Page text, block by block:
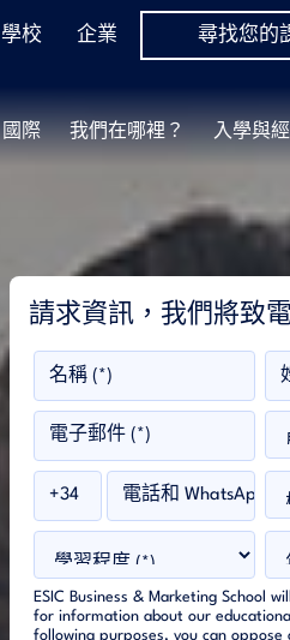
學校 企業 尋找您的
國際 我們在哪裡？ 入學與
請求資訊，我們將致
ESIC Business & Marketing School
for information about our
following purposes, you can